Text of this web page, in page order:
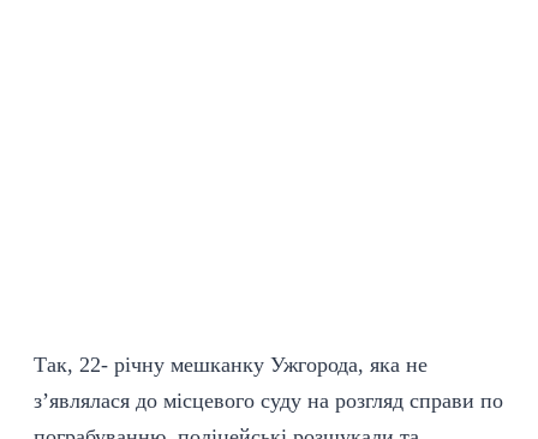
Так, 22- річну мешканку Ужгорода, яка не
з’являлася до місцевого суду на розгляд справи по